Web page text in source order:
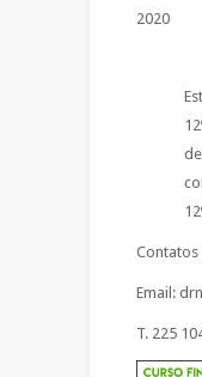
2020
Contatos
Email:
T. 225